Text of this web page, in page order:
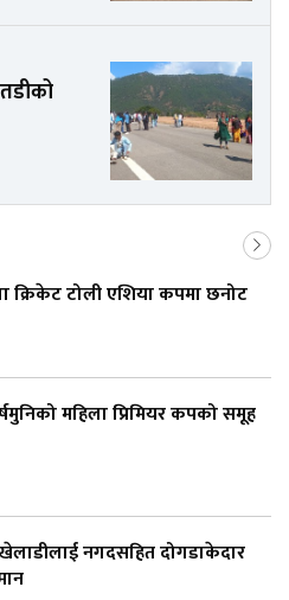
क्रिकेट टोली एशिया कपमा छनोट
महिला प्रिमियर कपको समूह
नगदसहित दोगडाकेदार